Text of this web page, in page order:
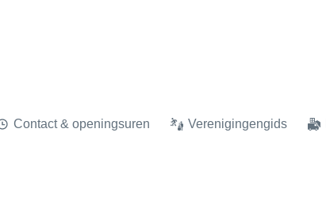
Contact & openingsuren Verenigingengids